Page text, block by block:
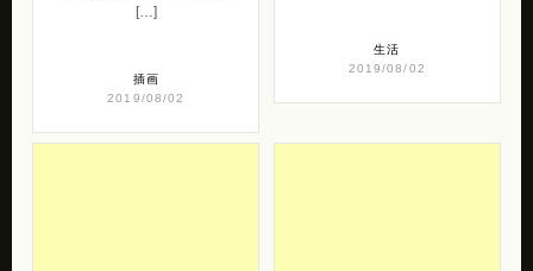
[…]
插画
2019/08/02
生活
2019/08/02